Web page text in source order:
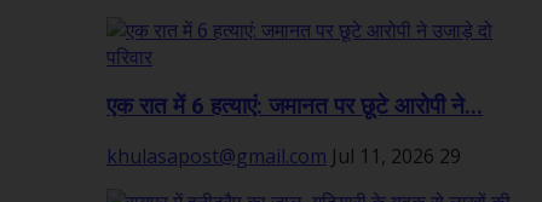
एक रात में 6 हत्याएं: जमानत पर छूटे आरोपी ने...
khulasapost@gmail.com Jul 11, 2026 29